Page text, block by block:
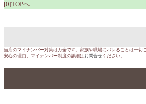
[0]TOPへ
当店のマイナンバー対策は万全です。家族や職場にバレることは一切
安心の理由、マイナンバー制度の詳細はお問合せ ください。